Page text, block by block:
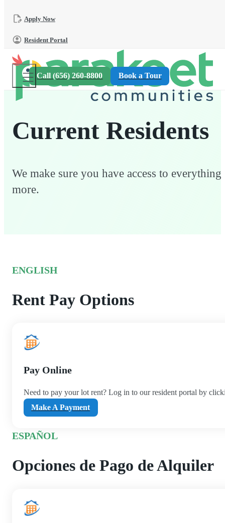
Apply Now
Resident Portal
Call (656) 260-8800 Book a Tour
Current Residents
We make sure you have access to
more.
ENGLISH
Rent Pay Options
Pay Online
Need to pay your lot rent? Log in to our resident portal by
Make A Payment
ESPAÑOL
Opciones de Pago de Alquiler